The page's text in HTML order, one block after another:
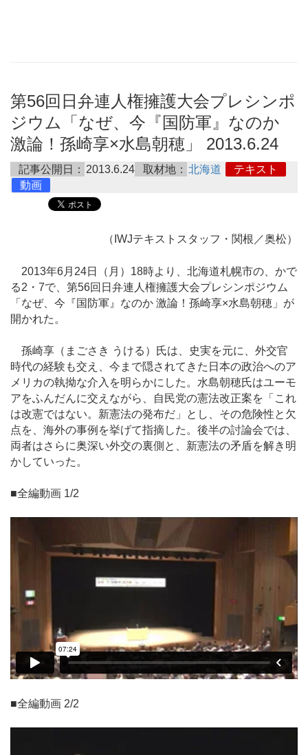
第56回日弁連人権擁護大会プレシンポ
ジウム「なぜ、今『国防軍』なのか
激論！孫崎享×水島朝穂」 2013.6.24
記事公開日： 2013.6.24 取材地： 北海道
テキスト
動画
（IWJテキストスタッフ・関根／奥松）
2013年6月24日（月）18時より、北海道札幌市の、かで
る2・7で、第56回日弁連人権擁護大会プレシンポジウム
「なぜ、今『国防軍』なのか 激論！孫崎享×水島朝穂」が
開かれた。
孫崎享（まごさき うける）氏は、史実を元に、外交官
時代の経験も交え、今まで隠されてきた日本の政治へのア
メリカの執拗な介入を明らかにした。水島朝穂氏はユーモ
アをふんだんに交えながら、自民党の憲法改正案を「これ
は改憲ではない。新憲法の発布だ」とし、その危険性と欠
点を、海外の事例を挙げて指摘した。後半の討論会では、
両者はさらに奥深い外交の裏側と、新憲法の矛盾を解き明
かしていった。
■全編動画 1/2
■全編動画 2/2